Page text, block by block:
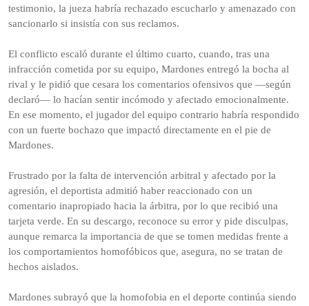
testimonio, la jueza habría rechazado escucharlo y amenazado con
sancionarlo si insistía con sus reclamos.
El conflicto escaló durante el último cuarto, cuando, tras una
infracción cometida por su equipo, Mardones entregó la bocha al
rival y le pidió que cesara los comentarios ofensivos que —según
declaró— lo hacían sentir incómodo y afectado emocionalmente.
En ese momento, el jugador del equipo contrario habría respondido
con un fuerte bochazo que impactó directamente en el pie de
Mardones.
Frustrado por la falta de intervención arbitral y afectado por la
agresión, el deportista admitió haber reaccionado con un
comentario inapropiado hacia la árbitra, por lo que recibió una
tarjeta verde. En su descargo, reconoce su error y pide disculpas,
aunque remarca la importancia de que se tomen medidas frente a
los comportamientos homofóbicos que, asegura, no se tratan de
hechos aislados.
Mardones subrayó que la homofobia en el deporte continúa siendo